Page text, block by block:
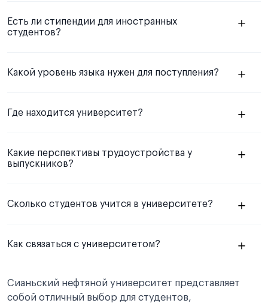
Есть ли стипендии для иностранных
студентов?
Какой уровень языка нужен для поступления?
Где находится университет?
Какие перспективы трудоустройства у
выпускников?
Сколько студентов учится в университете?
Как связаться с университетом?
Сианьский нефтяной университет представляет
собой отличный выбор для студентов,